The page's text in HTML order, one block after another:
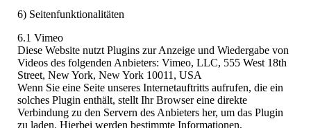
6) Seitenfunktionalitäten
6.1 Vimeo
Diese Website nutzt Plugins zur Anzeige und Wiedergabe von
Videos des folgenden Anbieters: Vimeo, LLC, 555 West 18th
Street, New York, New York 10011, USA
Wenn Sie eine Seite unseres Internetauftritts aufrufen, die ein
solches Plugin enthält, stellt Ihr Browser eine direkte
Verbindung zu den Servern des Anbieters her, um das Plugin
zu laden. Hierbei werden bestimmte Informationen,